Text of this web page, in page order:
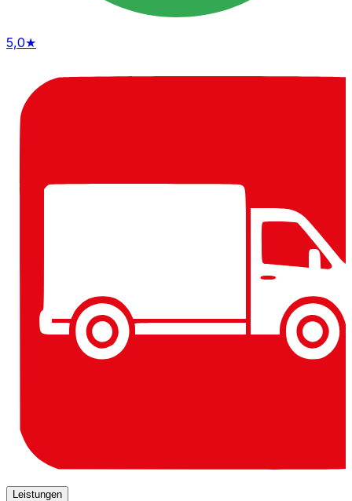
5,0★
Leistungen